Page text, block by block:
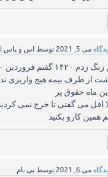
می 5, 2021 توسط اس و پاس
از طرف بیمه هیچ واریزی
ماه حقوق پر
اقل می گفتی تا خرج نمی
همین کارو بکنید
می 6, 2021 توسطبی نام